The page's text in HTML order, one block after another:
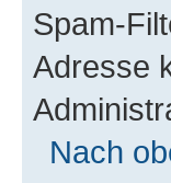
Spam-
Adresse
Nach